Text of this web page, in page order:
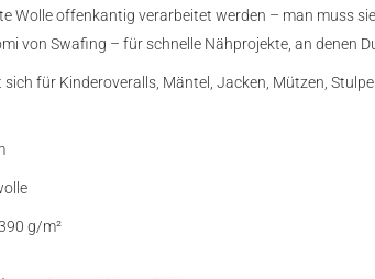
Wolle offenkantig verarbeitet werden – man muss
von Swafing – für schnelle Nähprojekte, an denen
sich für Kinderoveralls, Mäntel, Jacken, Mützen,
g/m²